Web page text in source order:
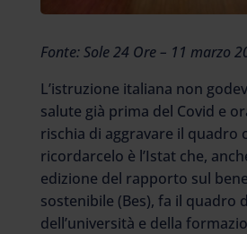
Fonte: Sole 24 Ore – 11 marzo
L’istruzione italiana non
salute già prima del Covid e
rischia di aggravare il quadro
ricordarcelo è l’Istat che,
edizione del rapporto sul
sostenibile (Bes), fa il quadro
dell’università e della